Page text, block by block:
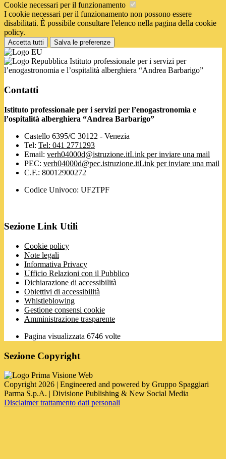
Cookie necessari per il funzionamento
I cookie necessari per il funzionamento non possono essere
disabilitati. È possibile consultare l'elenco nella pagina della cookie
policy.
Accetta tutti Salva le preferenze
Istituto professionale per i servizi per
l’enogastronomia e l’ospitalità alberghiera “Andrea Barbarigo”
Contatti
Istituto professionale per i servizi per l’enogastronomia e
l’ospitalità alberghiera “Andrea Barbarigo”
Castello 6395/C 30122 - Venezia
Tel: Tel: 041 2771293
Email: verh04000d@istruzione.itLink per inviare una mail
PEC: verh04000d@pec.istruzione.itLink per inviare una mail
C.F.: 80012900272
Codice Univoco: UF2TPF
Sezione Link Utili
Cookie policy
Note legali
Informativa Privacy
Ufficio Relazioni con il Pubblico
Dichiarazione di accessibilità
Obiettivi di accessibilità
Whistleblowing
Gestione consensi cookie
Amministrazione trasparente
Pagina visualizzata 6746 volte
Sezione Copyright
Copyright 2026 | Engineered and powered by Gruppo Spaggiari
Parma S.p.A. | Divisione Publishing & New Social Media
Disclaimer trattamento dati personali